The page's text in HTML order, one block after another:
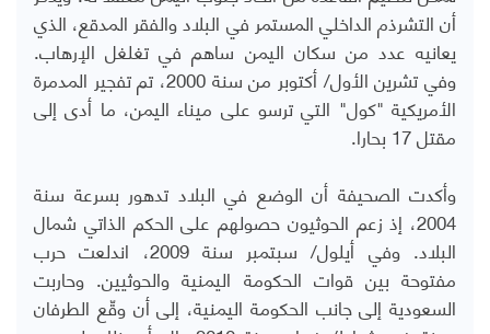
أن التشرذم الداخلي المستمر في البلاد والفقر المدقع، الذي
يعانيه عدد من سكان اليمن ساهم في تغلغل الإرهاب.
وفي تشرين الأول/ أكتوبر من سنة 2000، تم تفجير المدمرة
الأمريكية "كول" التي ترسو على ميناء اليمن، ما أدى إلى
مقتل 17 بحارا.
وأكدت الصحيفة أن الوضع في البلاد تدهور بسرعة سنة
2004، إذ زعم الحوثيون حصولهم على الحكم الذاتي شمال
البلاد. وفي أيلول/ سبتمبر سنة 2009، اندلعت حرب
مفتوحة بين قوات الحكومة اليمنية والحوثيين. وحاربت
السعودية إلى جانب الحكومة اليمنية، إلى أن وقّع الطرفان